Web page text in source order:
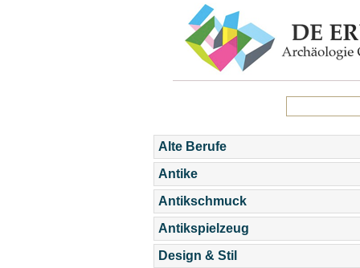
Alte Berufe
Antike
Antikschmuck
Antikspielzeug
Design & Stil